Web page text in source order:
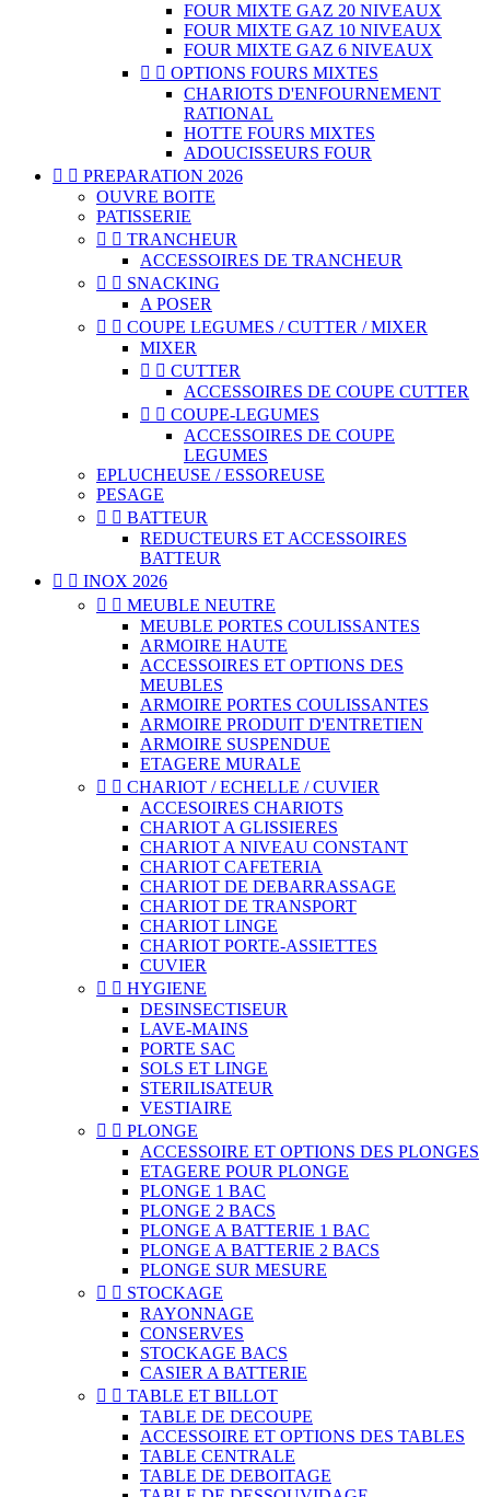
FOUR MIXTE GAZ 20 NIVEAUX
FOUR MIXTE GAZ 10 NIVEAUX
FOUR MIXTE GAZ 6 NIVEAUX
  OPTIONS FOURS MIXTES
CHARIOTS D'ENFOURNEMENT
RATIONAL
HOTTE FOURS MIXTES
ADOUCISSEURS FOUR
  PREPARATION 2026
OUVRE BOITE
PATISSERIE
  TRANCHEUR
ACCESSOIRES DE TRANCHEUR
  SNACKING
A POSER
  COUPE LEGUMES / CUTTER / MIXER
MIXER
  CUTTER
ACCESSOIRES DE COUPE CUTTER
  COUPE-LEGUMES
ACCESSOIRES DE COUPE
LEGUMES
EPLUCHEUSE / ESSOREUSE
PESAGE
  BATTEUR
REDUCTEURS ET ACCESSOIRES
BATTEUR
  INOX 2026
  MEUBLE NEUTRE
MEUBLE PORTES COULISSANTES
ARMOIRE HAUTE
ACCESSOIRES ET OPTIONS DES
MEUBLES
ARMOIRE PORTES COULISSANTES
ARMOIRE PRODUIT D'ENTRETIEN
ARMOIRE SUSPENDUE
ETAGERE MURALE
  CHARIOT / ECHELLE / CUVIER
ACCESOIRES CHARIOTS
CHARIOT A GLISSIERES
CHARIOT A NIVEAU CONSTANT
CHARIOT CAFETERIA
CHARIOT DE DEBARRASSAGE
CHARIOT DE TRANSPORT
CHARIOT LINGE
CHARIOT PORTE-ASSIETTES
CUVIER
  HYGIENE
DESINSECTISEUR
LAVE-MAINS
PORTE SAC
SOLS ET LINGE
STERILISATEUR
VESTIAIRE
  PLONGE
ACCESSOIRE ET OPTIONS DES PLONGES
ETAGERE POUR PLONGE
PLONGE 1 BAC
PLONGE 2 BACS
PLONGE A BATTERIE 1 BAC
PLONGE A BATTERIE 2 BACS
PLONGE SUR MESURE
  STOCKAGE
RAYONNAGE
CONSERVES
STOCKAGE BACS
CASIER A BATTERIE
  TABLE ET BILLOT
TABLE DE DECOUPE
ACCESSOIRE ET OPTIONS DES TABLES
TABLE CENTRALE
TABLE DE DEBOITAGE